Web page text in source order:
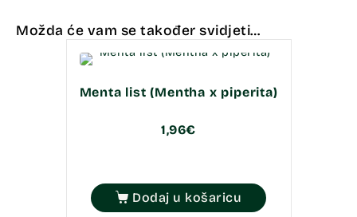
Možda će vam se također svidjeti…
Menta list (Mentha x piperita)
1,96€
Dodaj u košaricu